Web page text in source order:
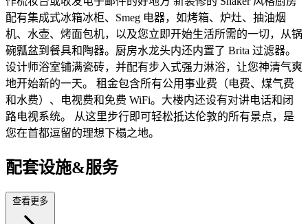
配有集成式冰箱冰柜、Smeg 电器，如烤箱、炉灶、抽油烟
机、水壶、烤面包机，以及您立即开始生活所需的一切，从锅
碗瓢盆到餐具和陶器。厨房水龙头内还内置了 Brita 过滤器。
设计师浴室铺满瓷砖，并配有步入式强力淋浴，让您神清气爽
地开始新的一天。 租金包含所有公用事业费（电费、煤气费
和水费）、电视费和免费 WiFi。大楼内还设有对讲电话和闭
路电视系统。 从这里步行即可轻松抵达伦敦的所有景点，是
您在首都逗留的理想下榻之地。
配套设施&服务